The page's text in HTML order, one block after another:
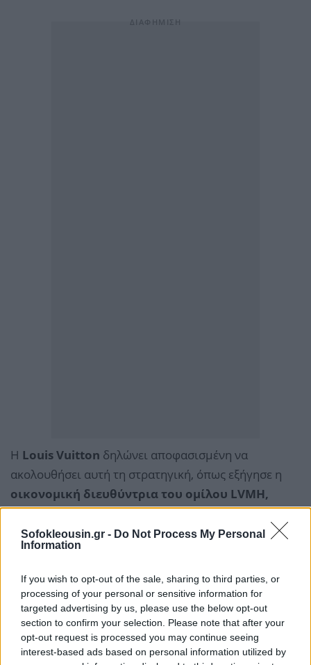
Sofokleousin.gr - Do Not Process My Personal
Information
If you wish to opt-out of the sale, sharing to third parties, or
processing of your personal or sensitive information for
targeted advertising by us, please use the below opt-out
section to confirm your selection. Please note that after your
opt-out request is processed you may continue seeing
interest-based ads based on personal information utilized by
Η Louis Vuitton δηλώνει αποφασισμένη να
ακολουθήσει αυτή τη στρατηγική, όπως εξήγησε η
οικονομική διευθύντρια του ομίλου LVMH,
Cécile Cabanis, στην παρουσίαση αποτελεσμάτων β’
τριμήνου:
Πρέπει να συνδεθείς με τη νεότερη γενιά. Να της
δώσεις μια είσοδο στον κόσμο σου, ώστε να
ανέβει στη “σκάλα αξίας” του brand. Εμείς δεν το
κάνουμε με φθηνές τσάντες, αλλά με προσιτές
κατηγορίες πολυτελών προϊόντων, όπως άρωμα